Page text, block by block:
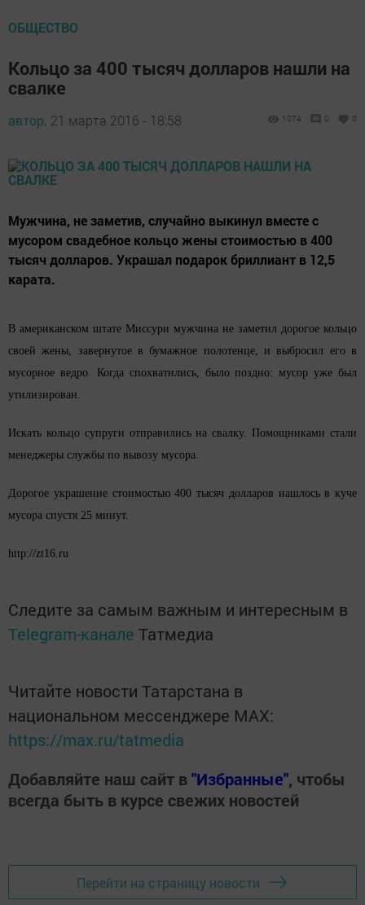
ОБЩЕСТВО
Кольцо за 400 тысяч долларов нашли на
свалке
автор, 21 марта 2016 - 18:58 1074 0 0
Мужчина, не заметив, случайно выкинул вместе с
мусором свадебное кольцо жены стоимостью в 400
тысяч долларов. Украшал подарок бриллиант в 12,5
карата.
В американском штате Миссури мужчина не заметил дорогое кольцо
своей жены, завернутое в бумажное полотенце, и выбросил его в
мусорное ведро. Когда спохватились, было поздно: мусор уже был
утилизирован.
Искать кольцо супруги отправились на свалку. Помощниками стали
менеджеры службы по вывозу мусора.
Дорогое украшение стоимостью 400 тысяч долларов нашлось в куче
мусора спустя 25 минут.
http://zt16.ru
Следите за самым важным и интересным в
Telegram-канале Татмедиа
Читайте новости Татарстана в
национальном мессенджере MАХ:
https://max.ru/tatmedia
Добавляйте наш сайт в"Избранные", чтобы
всегда быть в курсе свежих новостей
Перейти на страницу новости